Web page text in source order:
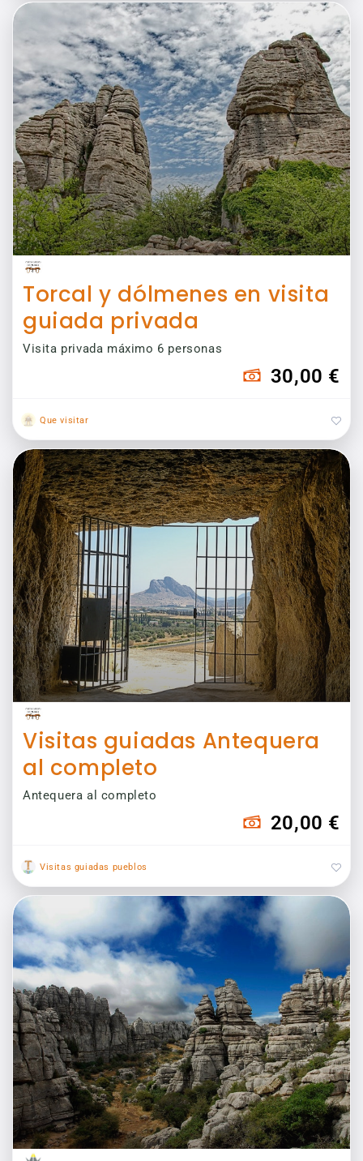
Torcal y dólmenes en visita
guiada privada
Visita privada máximo 6 personas
30,00 €
Que visitar
Visitas guiadas Antequera
al completo
Antequera al completo
20,00 €
Visitas guiadas pueblos